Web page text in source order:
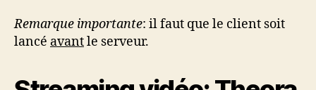
Remarque importante: il faut que le client soit
lancé avantle serveur.